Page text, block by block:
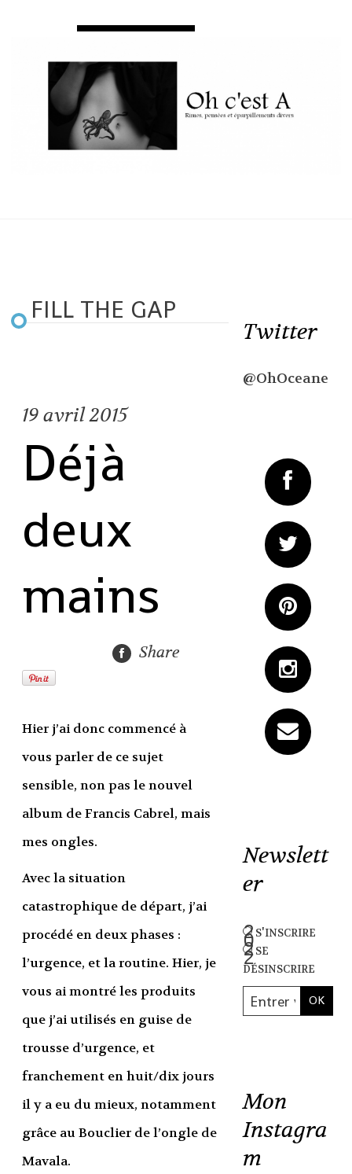
FILL THE GAP
19 avril 2015
Déjà
deux
mains
Share
Hier j’ai donc commencé à
vous parler de ce sujet
sensible, non pas le nouvel
album de Francis Cabrel, mais
mes ongles.
Avec la situation
catastrophique de départ, j’ai
procédé en deux phases :
l’urgence, et la routine. Hier, je
vous ai montré les produits
que j’ai utilisés en guise de
trousse d’urgence, et
franchement en huit/dix jours
il y a eu du mieux, notamment
grâce au Bouclier de l’ongle de
Mavala.
Twitter
@OhOceane
Newslett
er
s'inscrire
se
désinscrire
Mon
Instagra
m